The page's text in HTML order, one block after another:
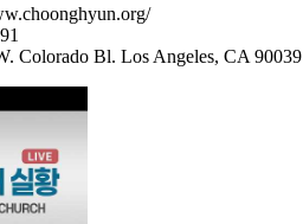
Colorado Bl. Los Angeles, CA 90039